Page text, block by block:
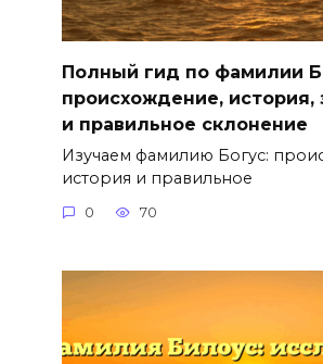
Полный гид по фамилии
происхождение, история,
и правильное склонение
Изучаем фамилию Богус:
история и правильное
0 70